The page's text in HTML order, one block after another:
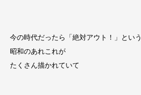
今の時代だったら「絶対アウト！」という
昭和のあれこれが
たくさん描かれていて